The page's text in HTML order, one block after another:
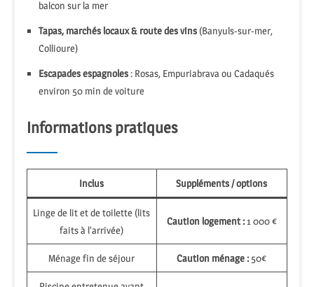
balcon sur la mer
Tapas, marchés locaux & route des vins (Banyuls-sur-mer,
Collioure)
Escapades espagnoles : Rosas, Empuriabrava ou Cadaqués
environ 50 min de voiture
Informations pratiques
Inclus Suppléments / options
Linge de lit et de toilette (lits
faits à l’arrivée)
Caution logement :1 000 €
Ménage fin de séjour Caution ménage :50€